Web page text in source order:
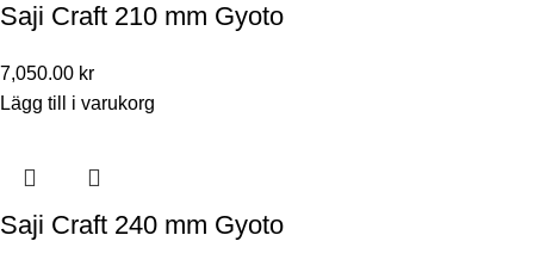
Saji Craft 210 mm Gyoto
7,050.00 kr
Lägg till i varukorg
Saji Craft 240 mm Gyoto